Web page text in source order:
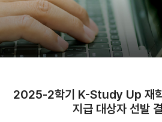
2025-2학기 K-Study Up 재학
지급 대상자 선발